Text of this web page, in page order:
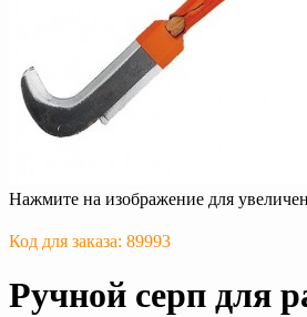
Нажмите на изображение для
Код для заказа: 89993
Ручной серп для